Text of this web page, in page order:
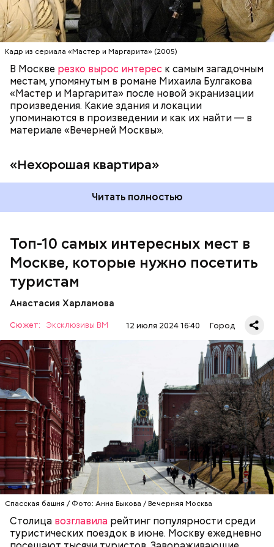
Кадр из сериала «Мастер и Маргарита» (2005)
В Москве резко вырос интерес к самым загадочным
местам, упомянутым в романе Михаила Булгакова
«Мастер и Маргарита» после новой экранизации
произведения. Какие здания и локации
упоминаются в произведении и как их найти — в
материале «Вечерней Москвы».
«Нехорошая квартира»
доме», потому что в доме постоянно происходили
перебои с электричеством, протекал потолок, за
стенкой ругались соседи. Именно поэтому она
стала прототипом «нехорошей квартиры», где жил
Читать полностью
Топ-10 самых интересных мест в
Москве, которые нужно посетить
туристам
Анастасия Харламова
Сюжет: Эксклюзивы ВМ 12 июля 2024 16:40 Город
Спасская башня / Фото: Анна Быкова / Вечерняя Москва
Столица возглавила рейтинг популярности среди
туристических поездок в июне. Москву ежедневно
Красная площадь считается главной
достопримечательностью столицы. Все туристы в
первую очередь стремятся именно сюда, чтобы
увидеть Московский Кремль, Собор Василия
Блаженного и Мавзолей. Красная площадь — это
символ не только столицы, но и России. С ней
связана огромная часть истории нашей страны. В
1990 году комплекс Московского Кремля и Красной
площади были включены в состав списка
Всемирного культурного наследия ЮНЕСКО.
Мавзолей
народа Владимира Ильича Ленина. Он находится в
самом центре Красной площади. Более того,
мавзолей Ленина является одним из важных
объектов, охраняемых ЮНЕСКО.
ОТДЫХ МОСКВА ТУРИЗМ